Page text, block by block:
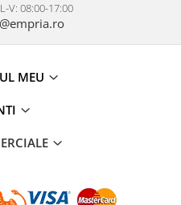
V: 08:00-17:00
MEU